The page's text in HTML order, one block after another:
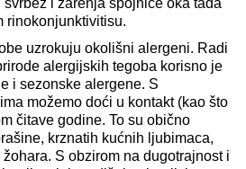
i žarenja spojnice oka tada
rinokonjunktivitisu.
uzrokuju okolišni alergeni. Radi
alergijskih tegoba korisno je
i sezonske alergene. S
možemo doći u kontakt (kao što
čitave godine. To su obično
krznatih kućnih ljubimaca,
S obzirom na dugotrajnost i